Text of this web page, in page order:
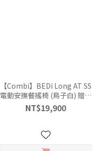
【Combi】BEDi Long AT SS
電動安撫餐搖椅 (鳥子白) 贈蚊
帳
NT$19,900